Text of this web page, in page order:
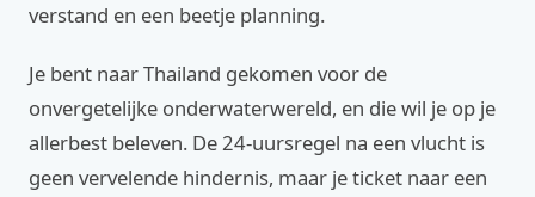
verstand en een beetje planning.
Je bent naar Thailand gekomen voor de
onvergetelijke onderwaterwereld, en die wil je op je
allerbest beleven. De 24-uursregel na een vlucht is
geen vervelende hindernis, maar je ticket naar een